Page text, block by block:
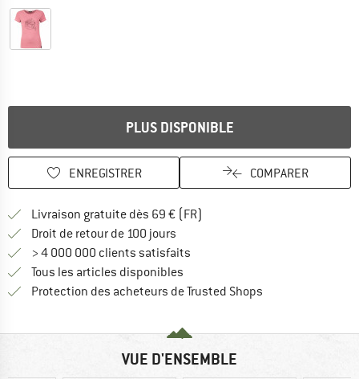
PLUS DISPONIBLE
ENREGISTRER COMPARER
Livraison gratuite dès 69 € (FR)
Droit de retour de 100 jours
> 4 000 000 clients satisfaits
Tous les articles disponibles
Protection des acheteurs de Trusted Shops
VUE D'ENSEMBLE